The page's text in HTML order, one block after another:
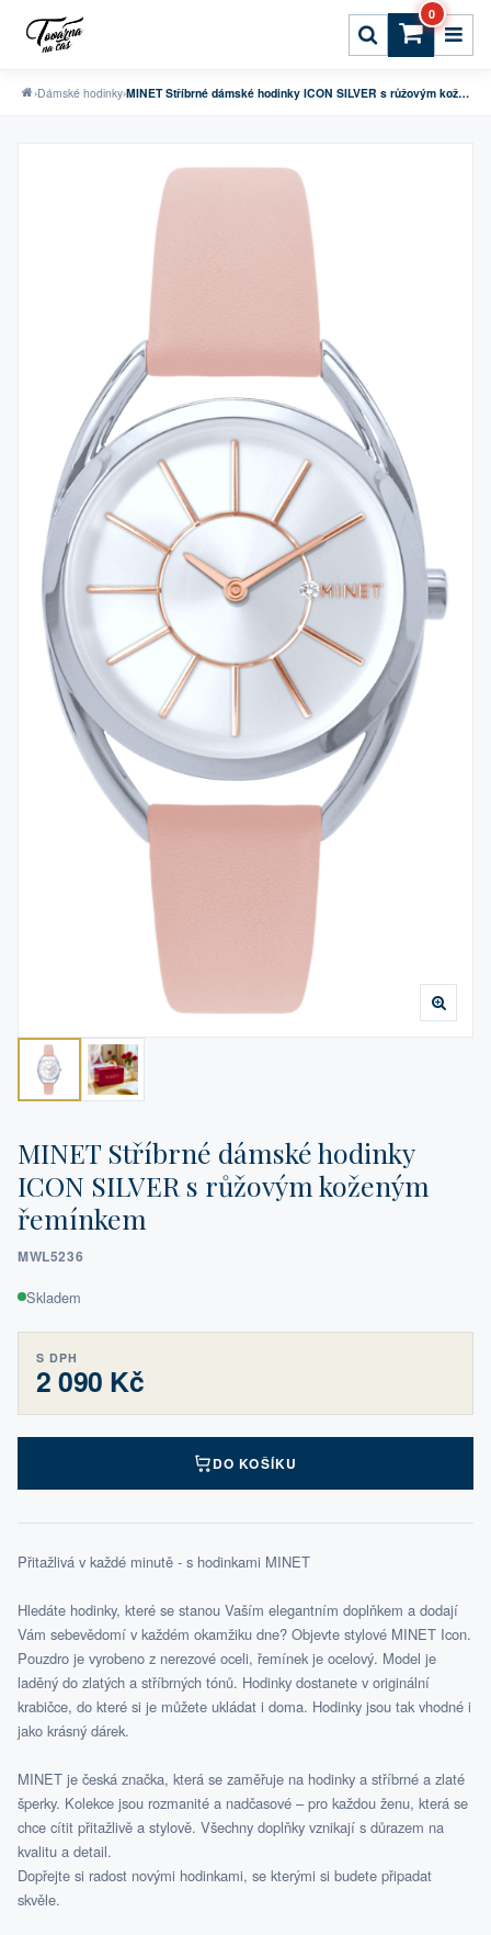
0
›Dámské hodinky› MINET Stříbrné dámské hodinky ICON SILVER s růžovým koženým řemínkem
MINET Stříbrné dámské hodinky
ICON SILVER s růžovým koženým
řemínkem
MWL5236
Skladem
S DPH
2 090 Kč
DO KOŠÍKU
Přitažlivá v každé minutě - s hodinkami MINET
Hledáte hodinky, které se stanou Vaším elegantním doplňkem a dodají
Vám sebevědomí v každém okamžiku dne? Objevte stylové MINET Icon.
Pouzdro je vyrobeno z nerezové oceli, řemínek je ocelový. Model je
laděný do zlatých a stříbrných tónů. Hodinky dostanete v originální
krabičce, do které si je můžete ukládat i doma. Hodinky jsou tak vhodné i
jako krásný dárek.
MINET je česká značka, která se zaměřuje na hodinky a stříbrné a zlaté
šperky. Kolekce jsou rozmanité a nadčasové – pro každou ženu, která se
chce cítit přitažlivě a stylově. Všechny doplňky vznikají s důrazem na
kvalitu a detail.
Dopřejte si radost novými hodinkami, se kterými si budete připadat
skvěle.